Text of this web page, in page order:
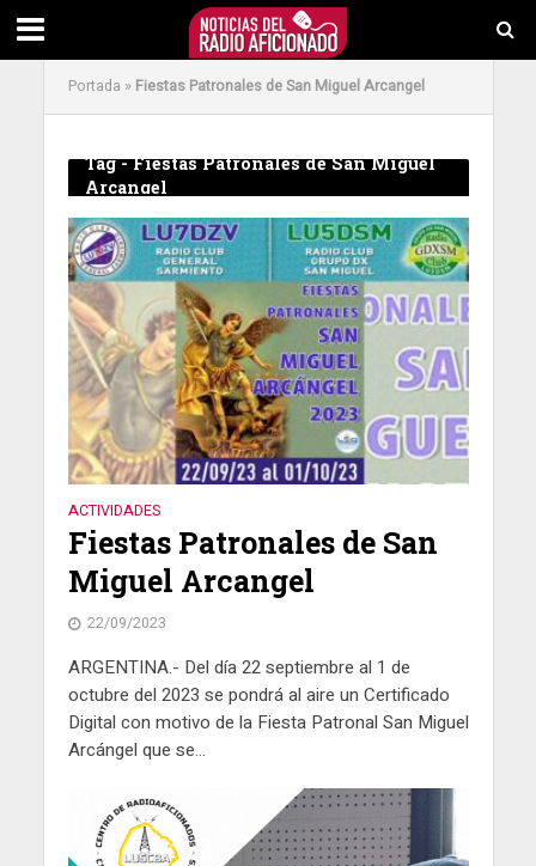
Portada » Fiestas Patronales de San Miguel Arcangel
Tag - Fiestas Patronales de San Miguel
Arcangel
ACTIVIDADES
Fiestas Patronales de San
Miguel Arcangel
22/09/2023
ARGENTINA.- Del día 22 septiembre al 1 de
octubre del 2023 se pondrá al aire un Certificado
Digital con motivo de la Fiesta Patronal San Miguel
Arcángel que se...